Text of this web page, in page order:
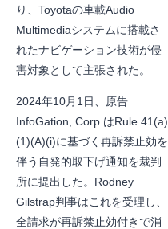
り、Toyotaの車載Audio
Multimediaシステムに搭載さ
れたナビゲーション技術が侵
害対象として主張された。
2024年10月1日、原告
InfoGation, Corp.はRule 41(a)
(1)(A)(i)に基づく再訴禁止効を
伴う自発的取下げ通知を裁判
所に提出した。Rodney
Gilstrap判事はこれを受理し、
全請求が再訴禁止効付きで消